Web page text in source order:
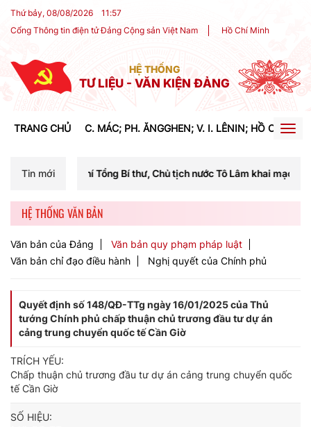
Thứ bảy, 08/08/2026 11 :57
Cổng Thông tin điện tử Đảng Cộng sản Việt Nam
Hồ Chí Minh
HỆ THỐNG
TƯ LIỆU - VĂN KIỆN ĐẢNG
TRANG CHỦ C. MÁC; PH. ĂNGGHEN; V. I. LÊNIN; HỒ CHÍ
Tin mới
Tổng Bí thư, Chủ tịch nước Tô Lâm khai mạc Hội nghị Trung ương
HỆ THỐNG VĂN BẢN
Văn bản của Đảng
Văn bản quy phạm pháp luật
Văn bản chỉ đạo điều hành
Nghị quyết của Chính phủ
Quyết định số 148/QĐ-TTg ngày 16/01/2025 của Thủ
tướng Chính phủ chấp thuận chủ trương đầu tư dự án
cảng trung chuyển quốc tế Cần Giờ
TRÍCH YẾU:
Chấp thuận chủ trương đầu tư dự án cảng trung chuyển quốc
tế Cần Giờ
SỐ HIỆU: